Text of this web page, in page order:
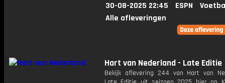
30-08-2025 22:45 ESPN
Alle afleveringen
Hart van Nederland - Late Editie
Bekijk aflevering 244 van Hart van